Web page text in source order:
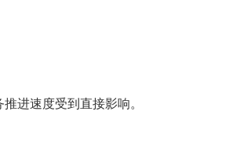
进速度受到直接影响。